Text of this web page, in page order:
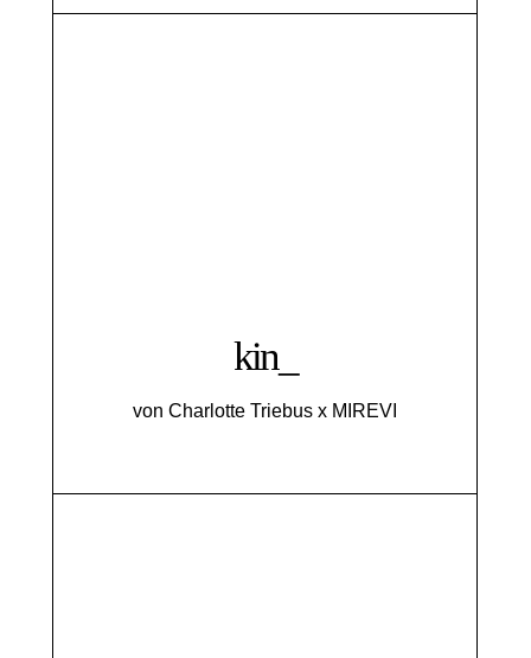
kin_
von Charlotte Triebus x MIREVI